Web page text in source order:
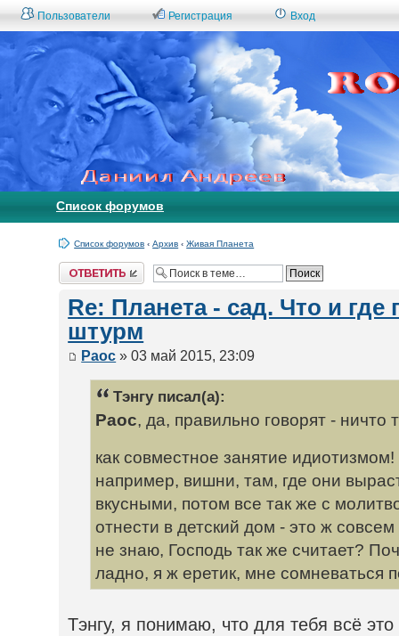
Пользователи Регистрация Вход
Список форумов
Список форумов ‹ Архив ‹ Живая Планета
Ответить
Re: Планета - сад. Что и
штурм
Раос » 03 май 2015, 23:09
Тэнгу писал(а):
Раос, да, правильно говорят - ничто
как совместное занятие идиотизмом!
например, вишни, там, где они
вкусными, потом все так же с
отнести в детский дом - это ж
не знаю, Господь так же считает?
ладно, я ж еретик, мне сомневаться
Тэнгу, я понимаю, что для тебя всё